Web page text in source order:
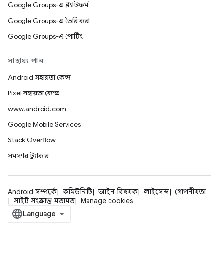
Google Groups-এ প্ল্যাটফর্ম
Google Groups-এ তৈরি করা
Google Groups-এ পোর্টিং
সাহায্য পান
Android সহায়তা কেন্দ্র
Pixel সহায়তা কেন্দ্র
www.android.com
Google Mobile Services
Stack Overflow
সমস্যার ট্র্যাকার
Android সম্পর্কে কমিউনিটি আইন বিষয়ক লাইসেন্স
গোপনীয়তা
সাইট সংক্রান্ত মতামত
Manage cookies